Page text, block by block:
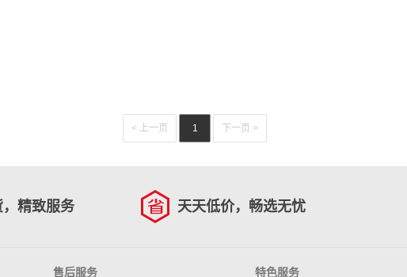
炎文塔温坦德国礼 【加湿净化独立两用】AW730 350mL/h
发电吹风负离子低噪音 智能恒温头皮保护德国节日礼物 HD603珍珠白
< 上一页 1 下一页 >
精致服务 天天低价，畅选无忧
售后服务 特色服务